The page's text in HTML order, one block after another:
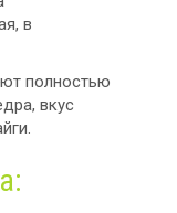
в
полностью
вкус